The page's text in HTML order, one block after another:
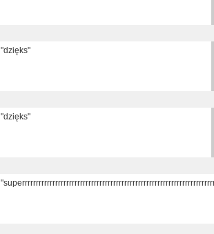
"dzięks"
"dzięks"